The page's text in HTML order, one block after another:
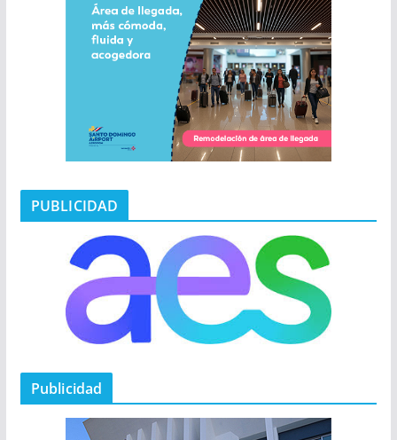
PUBLICIDAD
Publicidad